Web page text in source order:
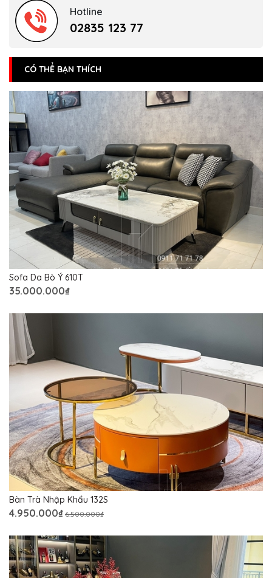
Hotline
02835 123 77
CÓ THỂ BẠN THÍCH
Sofa Da Bò Ý 610T
35.000.000₫
Bàn Trà Nhập Khẩu 132S
4.950.000₫ 6.500.000₫